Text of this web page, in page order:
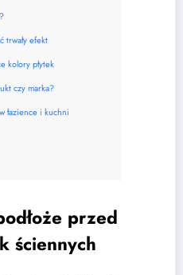
trwały efekt
kolory płytek
czy marka?
łazience i kuchni
przed
ściennych